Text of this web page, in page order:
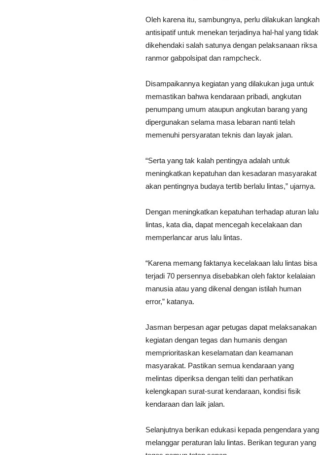
Oleh karena itu, sambungnya, perlu dilakukan langkah
antisipatif untuk menekan terjadinya hal-hal yang tidak
dikehendaki salah satunya dengan pelaksanaan riksa
ranmor gabpolsipat dan rampcheck.
Disampaikannya kegiatan yang dilakukan juga untuk
memastikan bahwa kendaraan pribadi, angkutan
penumpang umum ataupun angkutan barang yang
dipergunakan selama masa lebaran nanti telah
memenuhi persyaratan teknis dan layak jalan.
“Serta yang tak kalah pentingya adalah untuk
meningkatkan kepatuhan dan kesadaran masyarakat
akan pentingnya budaya tertib berlalu lintas,” ujarnya.
Dengan meningkatkan kepatuhan terhadap aturan lalu
lintas, kata dia, dapat mencegah kecelakaan dan
memperlancar arus lalu lintas.
“Karena memang faktanya kecelakaan lalu lintas bisa
terjadi 70 persennya disebabkan oleh faktor kelalaian
manusia atau yang dikenal dengan istilah human
error,” katanya.
Jasman berpesan agar petugas dapat melaksanakan
kegiatan dengan tegas dan humanis dengan
memprioritaskan keselamatan dan keamanan
masyarakat. Pastikan semua kendaraan yang
melintas diperiksa dengan teliti dan perhatikan
kelengkapan surat-surat kendaraan, kondisi fisik
kendaraan dan laik jalan.
Selanjutnya berikan edukasi kepada pengendara yang
melanggar peraturan lalu lintas. Berikan teguran yang